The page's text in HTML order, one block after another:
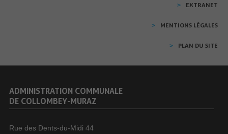
EXTRANET
MENTIONS LÉGALES
PLAN DU SITE
ADMINISTRATION COMMUNALE
DE COLLOMBEY-MURAZ
Rue des Dents-du-Midi 44